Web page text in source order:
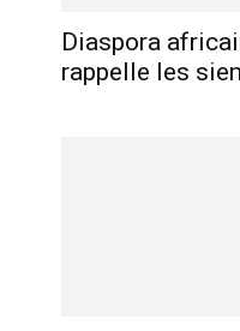
Diaspora
rappelle les